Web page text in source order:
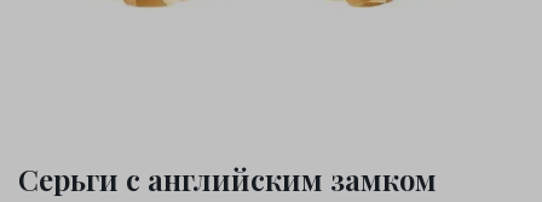
Серьги с английским замком